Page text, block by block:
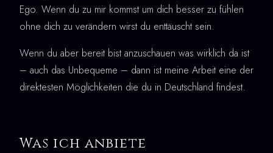
Ego. Wenn du zu mir kommst um dich besser zu fühlen
ohne dich zu verändern wirst du enttäuscht sein.
Wenn du aber bereit bist anzuschauen was wirklich da ist
– auch das Unbequeme – dann ist meine Arbeit eine der
direktesten Möglichkeiten die du in Deutschland findest.
Was ich anbiete